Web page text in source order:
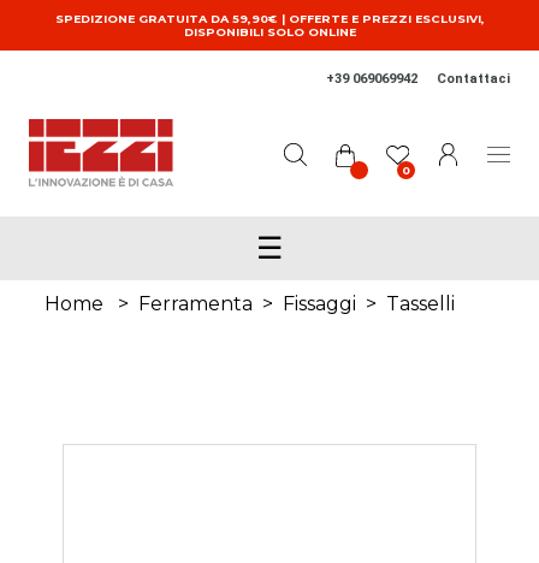
Salta al contenuto principale
SPEDIZIONE GRATUITA DA 59,90€ | OFFERTE E PREZZI ESCLUSIVI,
DISPONIBILI SOLO ONLINE
+39 069069942 Contattaci
0
☰
Home > Ferramenta > Fissaggi > Tasselli